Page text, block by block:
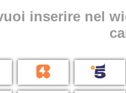
inserire nel